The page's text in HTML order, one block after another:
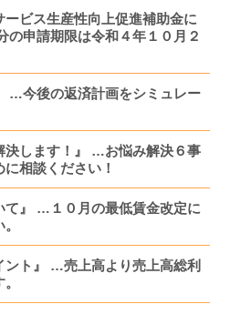
ービス生産性向上促進補助金に
申請期限は令和４年１０月２
…今後の返済計画をシミュレー
決します！』 …お悩み解決６事
相談ください！
て』 …１０月の最低賃金改定に
ント』 …売上高より売上高総利